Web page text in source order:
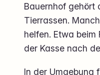
Bauernhof gehört
Tierrassen.
helfen. Etwa beim
der Kasse nach
In der Umgebung